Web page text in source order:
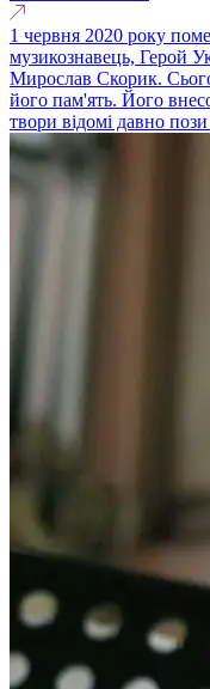
1 червня 2020 року
музикознавець, Герой
Мирослав Скорик.
його пам'ять. Його
твори відомі давно